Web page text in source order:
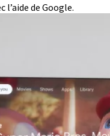
l’aide de Google.